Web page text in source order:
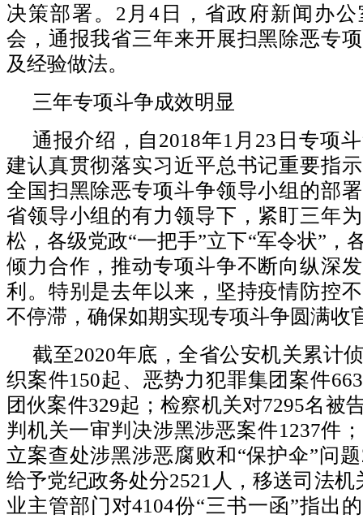
决策部署。2月4日，省政府新闻办
会，通报我省三年来开展扫黑除恶专
及经验做法。
三年专项斗争成效明显
通报介绍，自2018年1月23日专项
建认真贯彻落实习近平总书记重要指
全国扫黑除恶专项斗争领导小组的部
省领导小组的有力领导下，紧盯三年
松，各级党政“一把手”立下“军令状”，
倾力合作，推动专项斗争不断向纵深
利。特别是去年以来，坚持疫情防控
不停滞，确保如期实现专项斗争圆满收
截至2020年底，全省公安机关累计
织案件150起、恶势力犯罪集团案件
团伙案件329起；检察机关对7295名被
判机关一审判决涉黑涉恶案件1237件
立案查处涉黑涉恶腐败和“保护伞”问
给予党纪政务处分2521人，移送司法机
业主管部门对4104份“三书一函”指出